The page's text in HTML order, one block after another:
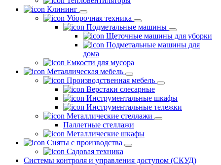
Клининг
Уборочная техника
Подметальные машины
Щеточные машины для уборки
Подметальные машины для
дома
Емкости для мусора
Металлическая мебель
Производственная мебель
Верстаки слесарные
Инструментальные шкафы
Инструментальные тележки
Металлические стеллажи
Паллетные стеллажи
Металлические шкафы
Сняты с производства
Садовая техника
Системы контроля и управления доступом (СКУД)